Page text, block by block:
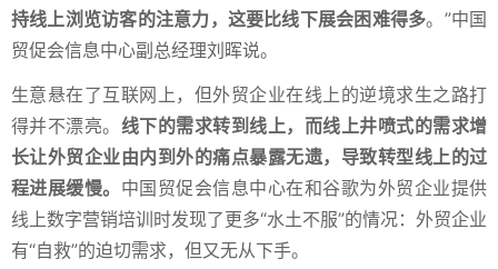
持线上浏览访客的注意力，这要比线下展会困难得多。”中国
贸促会信息中心副总经理刘晖说。
生意悬在了互联网上，但外贸企业在线上的逆境求生之路打
得并不漂亮。 线下的需求转到线上，而线上井喷式的需求增
长让外贸企业由内到外的痛点暴露无遗，导致转型线上的过
程进展缓慢。 中国贸促会信息中心在和谷歌为外贸企业提供
线上数字营销培训时发现了更多“水土不服”的情况：外贸企业
有“自救”的迫切需求，但又无从下手。